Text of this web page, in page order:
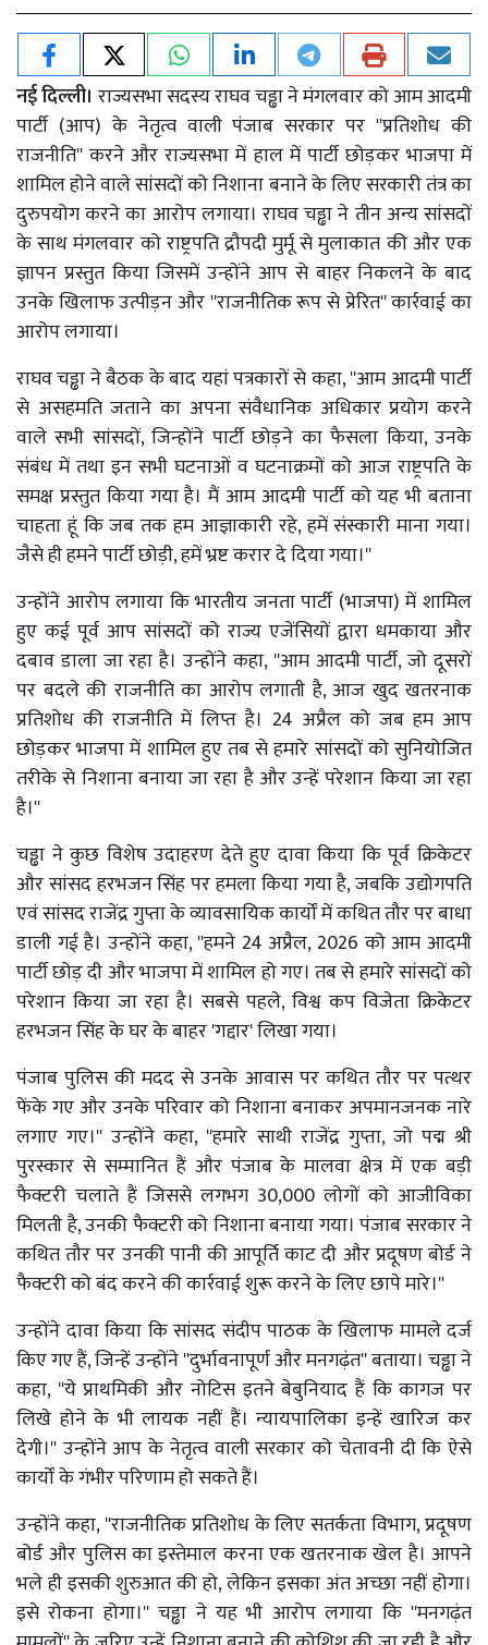
नई दिल्ली। राज्यसभा सदस्य राघव चड्ढा ने मंगलवार को आम आदमी
पार्टी (आप) के नेतृत्व वाली पंजाब सरकार पर ''प्रतिशोध की
राजनीति'' करने और राज्यसभा में हाल में पार्टी छोड़कर भाजपा में
शामिल होने वाले सांसदों को निशाना बनाने के लिए सरकारी तंत्र का
दुरुपयोग करने का आरोप लगाया। राघव चड्ढा ने तीन अन्य सांसदों
के साथ मंगलवार को राष्ट्रपति द्रौपदी मुर्मू से मुलाकात की और एक
ज्ञापन प्रस्तुत किया जिसमें उन्होंने आप से बाहर निकलने के बाद
उनके खिलाफ उत्पीड़न और ''राजनीतिक रूप से प्रेरित'' कार्रवाई का
आरोप लगाया।
राघव चड्ढा ने बैठक के बाद यहां पत्रकारों से कहा, ''आम आदमी पार्टी
से असहमति जताने का अपना संवैधानिक अधिकार प्रयोग करने
वाले सभी सांसदों, जिन्होंने पार्टी छोड़ने का फैसला किया, उनके
संबंध में तथा इन सभी घटनाओं व घटनाक्रमों को आज राष्ट्रपति के
समक्ष प्रस्तुत किया गया है। मैं आम आदमी पार्टी को यह भी बताना
चाहता हूं कि जब तक हम आज्ञाकारी रहे, हमें संस्कारी माना गया।
जैसे ही हमने पार्टी छोड़ी, हमें भ्रष्ट करार दे दिया गया।''
उन्होंने आरोप लगाया कि भारतीय जनता पार्टी (भाजपा) में शामिल
हुए कई पूर्व आप सांसदों को राज्य एजेंसियों द्वारा धमकाया और
दबाव डाला जा रहा है। उन्होंने कहा, ''आम आदमी पार्टी, जो दूसरों
पर बदले की राजनीति का आरोप लगाती है, आज खुद खतरनाक
प्रतिशोध की राजनीति में लिप्त है। 24 अप्रैल को जब हम आप
छोड़कर भाजपा में शामिल हुए तब से हमारे सांसदों को सुनियोजित
तरीके से निशाना बनाया जा रहा है और उन्हें परेशान किया जा रहा
है।''
चड्ढा ने कुछ विशेष उदाहरण देते हुए दावा किया कि पूर्व क्रिकेटर
और सांसद हरभजन सिंह पर हमला किया गया है, जबकि उद्योगपति
एवं सांसद राजेंद्र गुप्ता के व्यावसायिक कार्यों में कथित तौर पर बाधा
डाली गई है। उन्होंने कहा, ''हमने 24 अप्रैल, 2026 को आम आदमी
पार्टी छोड़ दी और भाजपा में शामिल हो गए। तब से हमारे सांसदों को
परेशान किया जा रहा है। सबसे पहले, विश्व कप विजेता क्रिकेटर
हरभजन सिंह के घर के बाहर 'गद्दार' लिखा गया।
पंजाब पुलिस की मदद से उनके आवास पर कथित तौर पर पत्थर
फेंके गए और उनके परिवार को निशाना बनाकर अपमानजनक नारे
लगाए गए।'' उन्होंने कहा, ''हमारे साथी राजेंद्र गुप्ता, जो पद्म श्री
पुरस्कार से सम्मानित हैं और पंजाब के मालवा क्षेत्र में एक बड़ी
फैक्टरी चलाते हैं जिससे लगभग 30,000 लोगों को आजीविका
मिलती है, उनकी फैक्टरी को निशाना बनाया गया। पंजाब सरकार ने
कथित तौर पर उनकी पानी की आपूर्ति काट दी और प्रदूषण बोर्ड ने
फैक्टरी को बंद करने की कार्रवाई शुरू करने के लिए छापे मारे।''
उन्होंने दावा किया कि सांसद संदीप पाठक के खिलाफ मामले दर्ज
किए गए हैं, जिन्हें उन्होंने ''दुर्भावनापूर्ण और मनगढ़ंत'' बताया। चड्ढा ने
कहा, ''ये प्राथमिकी और नोटिस इतने बेबुनियाद हैं कि कागज पर
लिखे होने के भी लायक नहीं हैं। न्यायपालिका इन्हें खारिज कर
देगी।'' उन्होंने आप के नेतृत्व वाली सरकार को चेतावनी दी कि ऐसे
कार्यों के गंभीर परिणाम हो सकते हैं।
उन्होंने कहा, ''राजनीतिक प्रतिशोध के लिए सतर्कता विभाग, प्रदूषण
बोर्ड और पुलिस का इस्तेमाल करना एक खतरनाक खेल है। आपने
भले ही इसकी शुरुआत की हो, लेकिन इसका अंत अच्छा नहीं होगा।
इसे रोकना होगा।'' चड्ढा ने यह भी आरोप लगाया कि ''मनगढ़ंत